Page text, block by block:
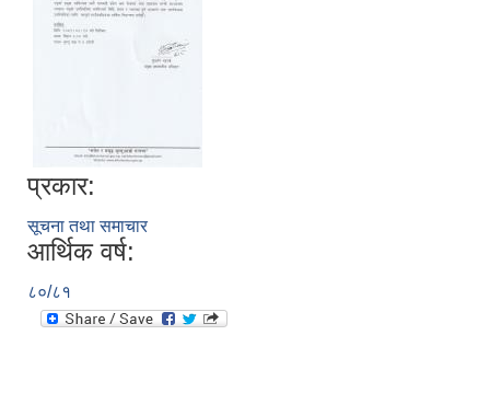
प्रकार:
सूचना तथा समाचार
आर्थिक वर्ष:
८०/८१